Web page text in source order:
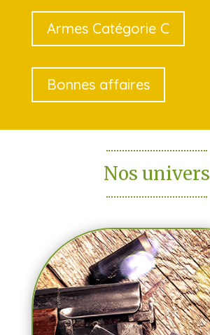
Armes Catégorie C
Bonnes affaires
Nos univers